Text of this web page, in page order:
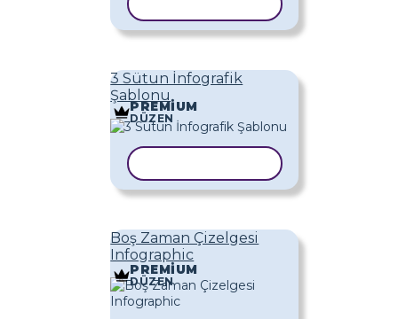
3 Sütun İnfografik
Şablonu
PREMIUM
DÜZEN
Boş Zaman Çizelgesi
Infographic
PREMIUM
DÜZEN